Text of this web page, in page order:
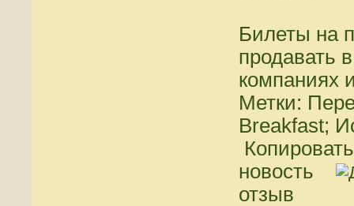
Билеты на
продавать
компаниях
Метки:
Breakfast;
новость
отзыв